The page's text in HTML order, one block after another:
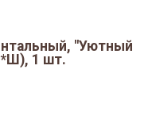
"Уютный
1 шт.